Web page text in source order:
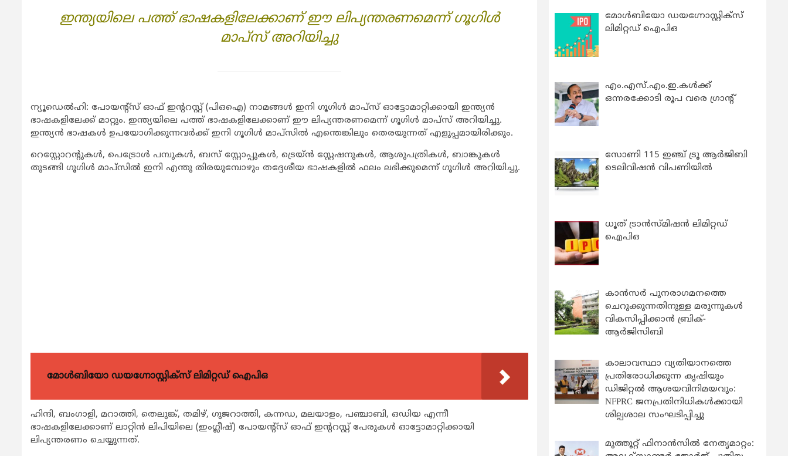
ഇന്ത്യയിലെ പത്ത് ഭാഷകളിലേക്കാണ് ഈ ലിപ്യന്തരണമെന്ന് ഗൂഗിള്‍
മാപ്‌സ് അറിയിച്ചു
ന്യൂഡെല്‍ഹി: പോയന്റ്‌സ് ഓഫ് ഇന്ററസ്റ്റ് (പിഒഐ) നാമങ്ങള്‍ ഇനി ഗൂഗിള്‍ മാപ്‌സ് ഓട്ടോമാറ്റിക്കായി ഇന്ത്യന്‍
ഭാഷകളിലേക്ക് മാറ്റും. ഇന്ത്യയിലെ പത്ത് ഭാഷകളിലേക്കാണ് ഈ ലിപ്യന്തരണമെന്ന് ഗൂഗിള്‍ മാപ്‌സ് അറിയിച്ചു.
ഇന്ത്യന്‍ ഭാഷകള്‍ ഉപയോഗിക്കുന്നവര്‍ക്ക് ഇനി ഗൂഗിള്‍ മാപ്‌സില്‍ എന്തെങ്കിലും തെരയുന്നത് എളുപ്പമായിരിക്കും.
റെസ്റ്റോറന്റുകള്‍, പെട്രോള്‍ പമ്പുകള്‍, ബസ് സ്റ്റോപ്പുകള്‍, ട്രെയ്ന്‍ സ്റ്റേഷനുകള്‍, ആശുപത്രികള്‍, ബാങ്കുകള്‍
തുടങ്ങി ഗൂഗിള്‍ മാപ്‌സില്‍ ഇനി എന്തു തിരയുമ്പോഴും തദ്ദേശീയ ഭാഷകളില്‍ ഫലം ലഭിക്കുമെന്ന് ഗൂഗിള്‍ അറിയിച്ചു.
മോൾബിയോ ഡയഗ്നോസ്റ്റിക്സ് ലിമിറ്റഡ് ഐപിഒ
ഹിന്ദി, ബംഗാളി, മറാത്തി, തെലുങ്ക്, തമിഴ്, ഗുജറാത്തി, കന്നഡ, മലയാളം, പഞ്ചാബി, ഒഡിയ എന്നീ
ഭാഷകളിലേക്കാണ് ലാറ്റിന്‍ ലിപിയിലെ (ഇംഗ്ലീഷ്) പോയന്റ്‌സ് ഓഫ് ഇന്ററസ്റ്റ് പേരുകള്‍ ഓട്ടോമാറ്റിക്കായി
ലിപ്യന്തരണം ചെയ്യുന്നത്.
മോൾബിയോ ഡയഗ്നോസ്റ്റിക്സ്
ലിമിറ്റഡ് ഐപിഒ
എം.എസ്.എം.ഇ.കൾക്ക്
ഒന്നരക്കോടി രൂപ വരെ ഗ്രാന്റ്
സോണി 115 ഇഞ്ച് ട്രൂ ആർജിബി
ടെലിവിഷൻ വിപണിയിൽ
ധൂത് ട്രാൻസ്മിഷൻ ലിമിറ്റഡ്
ഐപിഒ
കാന്‍സര്‍ പുനരാഗമനത്തെ
ചെറുക്കുന്നതിനുള്ള മരുന്നുകള്‍
വികസിപ്പിക്കാന്‍ ബ്രിക്-
ആര്‍ജിസിബി
കാലാവസ്ഥാ വ്യതിയാനത്തെ
പ്രതിരോധിക്കുന്ന കൃഷിയും
ഡിജിറ്റൽ ആശയവിനിമയവും:
NFPRC ജനപ്രതിനിധികൾക്കായി
ശില്പശാല സംഘടിപ്പിച്ചു
മുത്തൂറ്റ് ഫിനാൻസിൽ നേതൃമാറ്റം: